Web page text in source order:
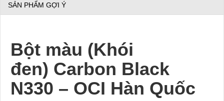
SẢN PHẨM GỢI Ý
Bột màu (Khói
đen) Carbon Black
N330 – OCI Hàn Quốc